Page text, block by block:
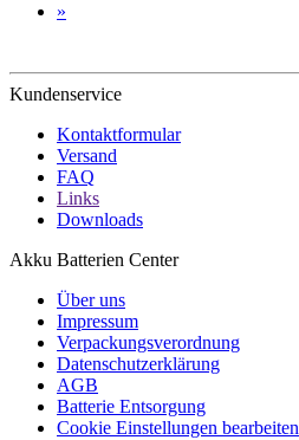
»
Kundenservice
Kontaktformular
Versand
FAQ
Links
Downloads
Akku Batterien Center
Über uns
Impressum
Verpackungsverordnung
Datenschutzerklärung
AGB
Batterie Entsorgung
Cookie Einstellungen bearbeiten